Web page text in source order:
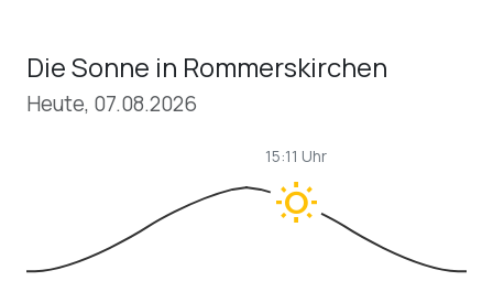
Die Sonne in Rommerskirchen
Heute, 07.08.2026
wb_sunny
15:11 Uhr